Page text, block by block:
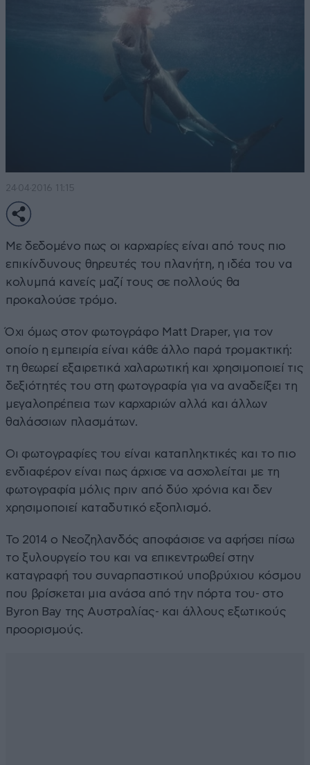
24·04·2016 11:15
Με δεδομένο πως οι καρχαρίες είναι από τους πιο
επικίνδυνους θηρευτές του πλανήτη, η ιδέα του να
κολυμπά κανείς μαζί τους σε πολλούς θα
προκαλούσε τρόμο.
Όχι όμως στον φωτογράφο Matt Draper, για τον
οποίο η εμπειρία είναι κάθε άλλο παρά τρομακτική:
τη θεωρεί εξαιρετικά χαλαρωτική και χρησιμοποιεί τις
δεξιότητές του στη φωτογραφία για να αναδείξει τη
μεγαλοπρέπεια των καρχαριών αλλά και άλλων
θαλάσσιων πλασμάτων.
Οι φωτογραφίες του είναι καταπληκτικές και το πιο
ενδιαφέρον είναι πως άρχισε να ασχολείται με τη
φωτογραφία μόλις πριν από δύο χρόνια και δεν
χρησιμοποιεί καταδυτικό εξοπλισμό.
Το 2014 ο Νεοζηλανδός αποφάσισε να αφήσει πίσω
το ξυλουργείο του και να επικεντρωθεί στην
καταγραφή του συναρπαστικού υποβρύχιου κόσμου
που βρίσκεται μια ανάσα από την πόρτα του- στο
Byron Bay της Αυστραλίας- και άλλους εξωτικούς
προορισμούς.